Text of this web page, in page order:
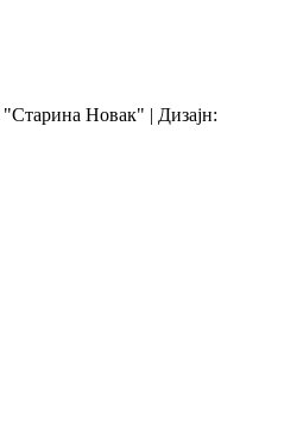
Новак" | Дизајн: